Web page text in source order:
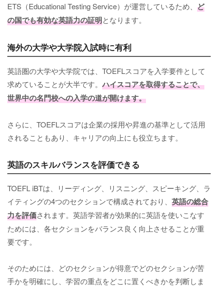
ETS（Educational Testing Service）が運営しているため、 ど
の国でも有効な英語力の証明となります。
海外の大学や大学院入試時に有利
英語圏の大学や大学院では、TOEFLスコアを入学要件として
求めていることが大半です。ハイスコアを取得することで、
世界中の名門校への入学の道が開けます。
さらに、TOEFLスコアは企業の採用や昇進の基準として活用
されることもあり、キャリアの向上にも役立ちます。
英語のスキルバランスを評価できる
TOEFL iBTは、リーディング、リスニング、スピーキング、ラ
イティングの4つのセクションで構成されており、 英語の総合
力を評価されます。英語学習者が効果的に英語を使いこなす
ためには、各セクションをバランス良く向上させることが重
要です。
そのためには、どのセクションが得意でどのセクションが苦
手かを明確にし、学習の重点をどこに置くべきかを判断しま